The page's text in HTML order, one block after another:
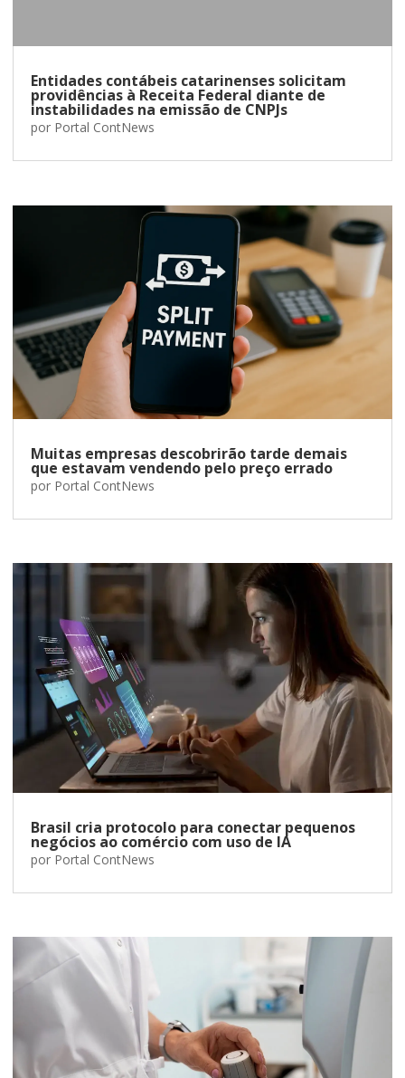
Entidades contábeis catarinenses solicitam
providências à Receita Federal diante de
instabilidades na emissão de CNPJs
por Portal ContNews
Muitas empresas descobrirão tarde demais
que estavam vendendo pelo preço errado
por Portal ContNews
Brasil cria protocolo para conectar pequenos
negócios ao comércio com uso de IA
por Portal ContNews